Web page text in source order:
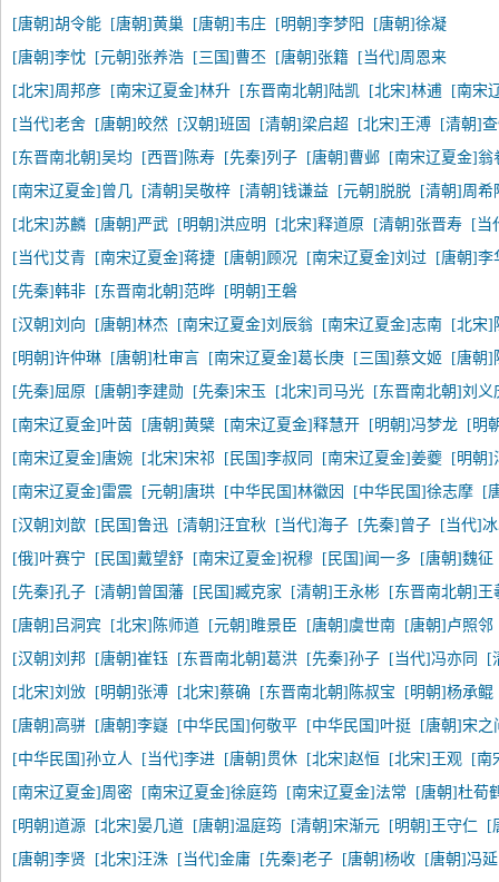
[唐朝]胡令能
[唐朝]黄巢 [唐朝]韦庄 [明朝]李梦阳
[唐朝]徐凝
[唐朝]李忱
[元朝]张养浩 [三国]曹丕 [唐朝]张籍
[当代]周恩来
[北宋]周邦彦
[南宋辽夏金]林升 [东晋南北朝]陆凯 [北宋]林逋
[南宋
[当代]老舍
[唐朝]皎然 [汉朝]班固 [清朝]梁启超 [北宋]王溥
[清朝]
[东晋南北朝]吴均
[西晋]陈寿 [先秦]列子 [唐朝]曹邺
[南宋辽夏金]翁
[南宋辽夏金]曾几
[清朝]吴敬梓 [清朝]钱谦益 [元朝]脱脱
[清朝]周希
[北宋]苏麟
[唐朝]严武 [明朝]洪应明 [北宋]释道原 [清朝]张晋寿
[当
[当代]艾青
[南宋辽夏金]蒋捷 [唐朝]顾况 [南宋辽夏金]刘过
[唐朝]李
[先秦]韩非
[东晋南北朝]范晔
[明朝]王磐
[汉朝]刘向
[唐朝]林杰 [南宋辽夏金]刘辰翁 [南宋辽夏金]志南
[北宋]
[明朝]许仲琳
[唐朝]杜审言 [南宋辽夏金]葛长庚 [三国]蔡文姬
[唐朝]
[先秦]屈原
[唐朝]李建勋 [先秦]宋玉 [北宋]司马光
[东晋南北朝]刘义
[南宋辽夏金]叶茵
[唐朝]黄檗 [南宋辽夏金]释慧开 [明朝]冯梦龙
[明
[南宋辽夏金]唐婉
[北宋]宋祁 [民国]李叔同 [南宋辽夏金]姜夔
[明朝]
[南宋辽夏金]雷震
[元朝]唐珙 [中华民国]林徽因 [中华民国]徐志摩
[
[汉朝]刘歆
[民国]鲁迅 [清朝]汪宜秋 [当代]海子 [先秦]曾子
[当代]
[俄]叶赛宁
[民国]戴望舒 [南宋辽夏金]祝穆 [民国]闻一多
[唐朝]魏征
[先秦]孔子
[清朝]曾国藩 [民国]臧克家 [清朝]王永彬
[东晋南北朝]王
[唐朝]吕洞宾
[北宋]陈师道 [元朝]睢景臣 [唐朝]虞世南
[唐朝]卢照邻
[汉朝]刘邦
[唐朝]崔钰 [东晋南北朝]葛洪 [先秦]孙子 [当代]冯亦同
[
[北宋]刘攽
[明朝]张溥 [北宋]蔡确 [东晋南北朝]陈叔宝
[明朝]杨承鲲
[唐朝]高骈
[唐朝]李嶷 [中华民国]何敬平 [中华民国]叶挺
[唐朝]宋之
[中华民国]孙立人
[当代]李进 [唐朝]贯休 [北宋]赵恒 [北宋]王观
[南
[南宋辽夏金]周密
[南宋辽夏金]徐庭筠 [南宋辽夏金]法常
[唐朝]杜荀
[明朝]道源
[北宋]晏几道 [唐朝]温庭筠 [清朝]宋渐元 [明朝]王守仁
[
[唐朝]李贤
[北宋]汪洙 [当代]金庸 [先秦]老子 [唐朝]杨收
[唐朝]冯